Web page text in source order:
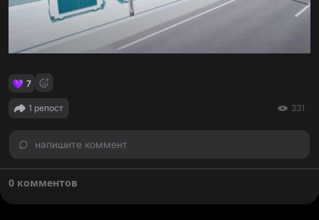
7
1 репост 331
напишите коммент
0 комментов